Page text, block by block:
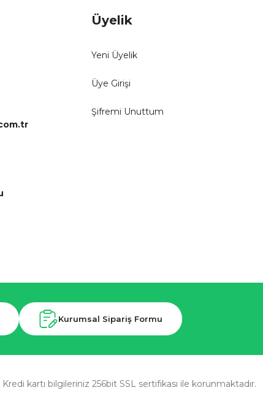
Üyelik
Yeni Üyelik
Üye Girişi
Şifremi Unuttum
Kurumsal Sipariş Formu
Kredi kartı bilgileriniz 256bit SSL sertifikası ile korunmaktadır.